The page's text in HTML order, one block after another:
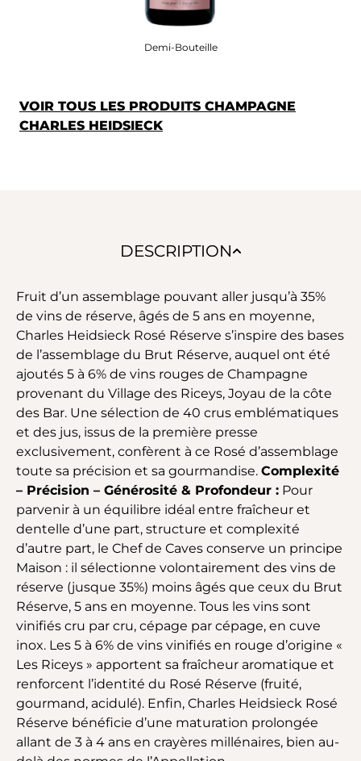
Demi-Bouteille
VOIR TOUS LES PRODUITS CHAMPAGNE
CHARLES HEIDSIECK
DESCRIPTION
Fruit d’un assemblage pouvant aller jusqu’à 35%
de vins de réserve, âgés de 5 ans en moyenne,
Charles Heidsieck Rosé Réserve s’inspire des bases
de l’assemblage du Brut Réserve, auquel ont été
ajoutés 5 à 6% de vins rouges de Champagne
provenant du Village des Riceys, Joyau de la côte
des Bar. Une sélection de 40 crus emblématiques
et des jus, issus de la première presse
exclusivement, confèrent à ce Rosé d’assemblage
toute sa précision et sa gourmandise. Complexité
– Précision – Générosité & Profondeur : Pour
parvenir à un équilibre idéal entre fraîcheur et
dentelle d’une part, structure et complexité
d’autre part, le Chef de Caves conserve un principe
Maison : il sélectionne volontairement des vins de
réserve (jusque 35%) moins âgés que ceux du Brut
Réserve, 5 ans en moyenne. Tous les vins sont
vinifiés cru par cru, cépage par cépage, en cuve
inox. Les 5 à 6% de vins vinifiés en rouge d’origine «
Les Riceys » apportent sa fraîcheur aromatique et
renforcent l’identité du Rosé Réserve (fruité,
gourmand, acidulé). Enfin, Charles Heidsieck Rosé
Réserve bénéficie d’une maturation prolongée
allant de 3 à 4 ans en crayères millénaires, bien au-